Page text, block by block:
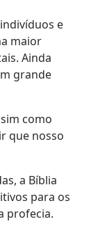
e
maior
Ainda
grande
como
que nosso
a Bíblia
para os
profecia.